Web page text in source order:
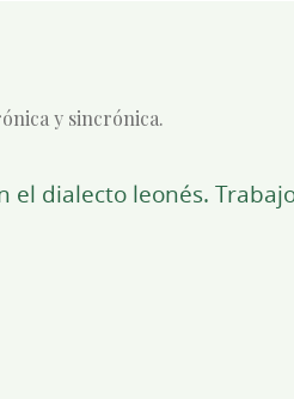
y sincrónica.
el dialecto leonés.